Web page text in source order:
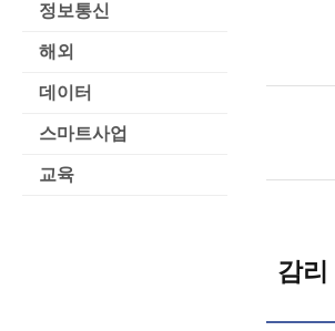
정보통신
해외
데이터
스마트사업
교육
감리